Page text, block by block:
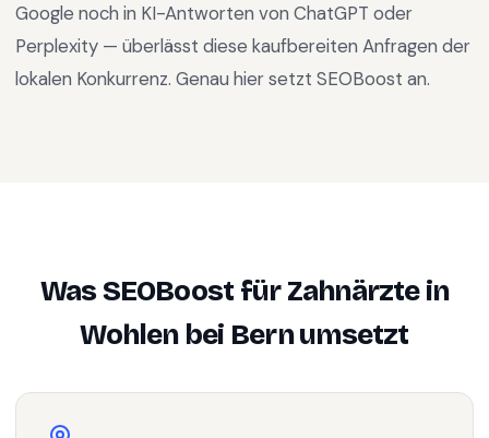
Google noch in KI-Antworten von ChatGPT oder
Perplexity — überlässt diese kaufbereiten Anfragen der
lokalen Konkurrenz. Genau hier setzt SEOBoost an.
Was SEOBoost fürZahnärztein
Wohlen bei Bernumsetzt